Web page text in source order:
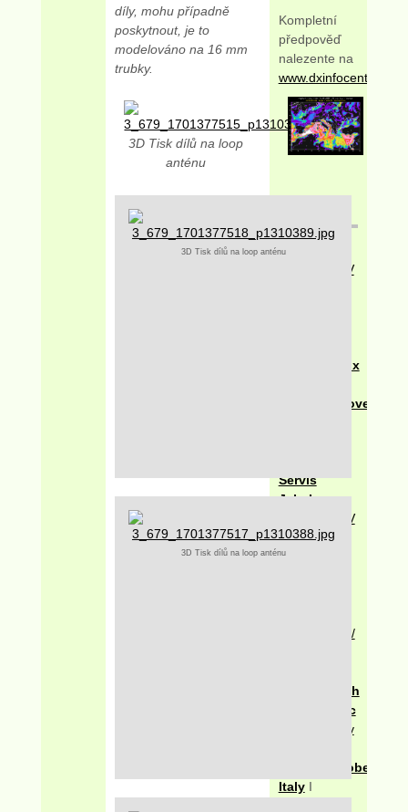
díly, mohu případně
poskytnout, je to
modelováno na 16 mm
trubky.
3D Tisk dílů na loop
anténu
3D Tisk dílů na loop anténu
3D Tisk dílů na loop anténu
Kompletní
předpověď
nalezente na
www.dxinfocentre.com
VKV
Dreambox
Československý
Servis
Jakuba
VKV
/ FM
VKV /
holandských
LPAM stanic
Střední vlny
Mediaglobe
Italy I